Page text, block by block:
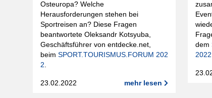
dem
2022
Osteuropa? Welche
Herausforderungen stehen bei
Sportreisen an? Diese Fragen
beantwortete Oleksandr Kotsyuba,
Geschäftsführer von entdecke.net,
beim SPORT.TOURISMUS.FORUM 202
2.
23.02.2022 mehr lesen